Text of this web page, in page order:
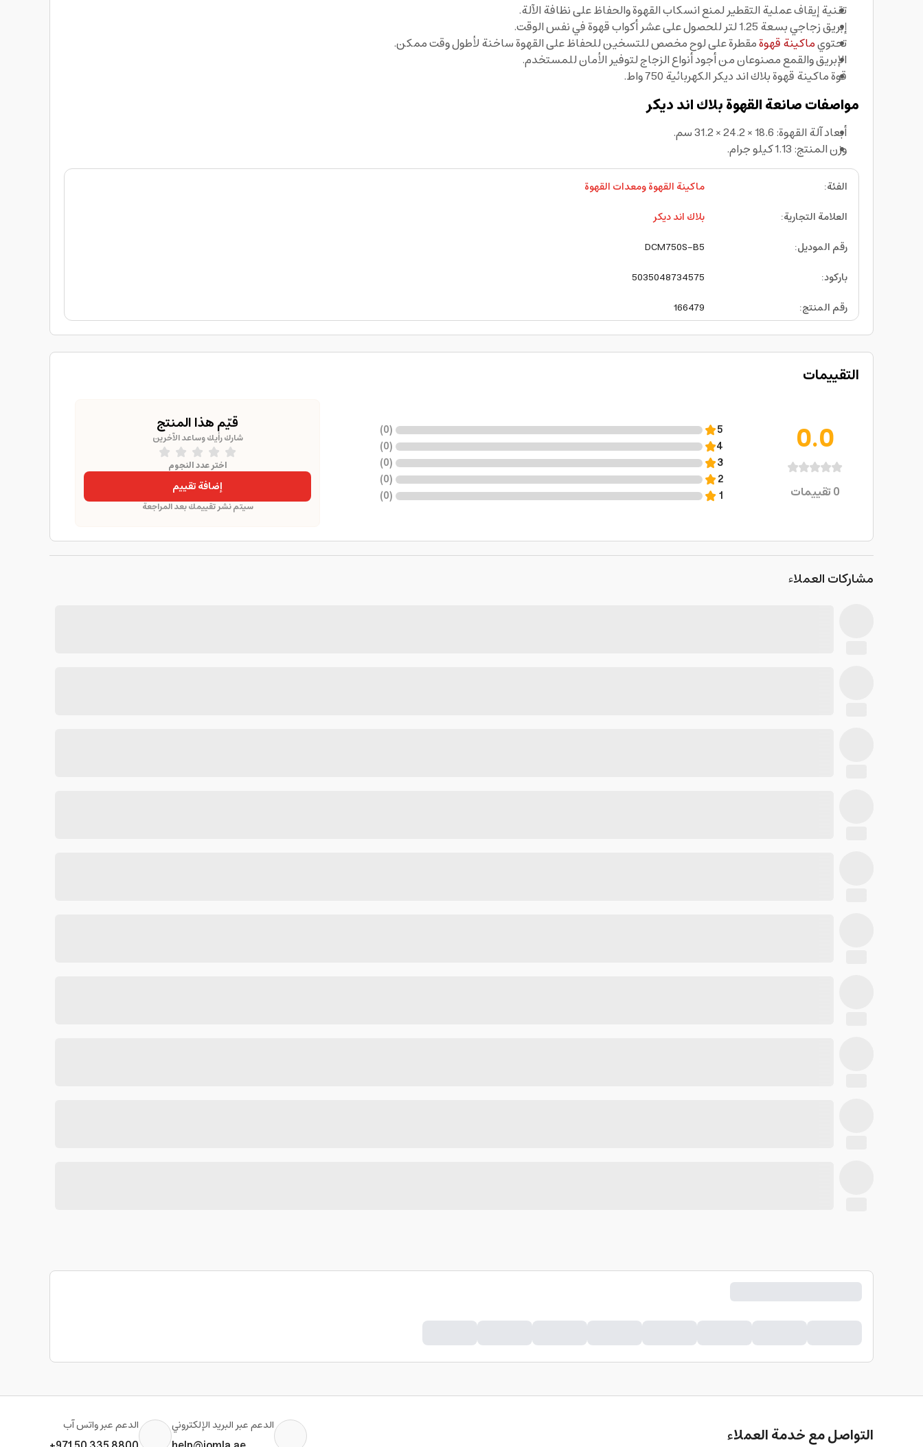
تقنية إيقاف عملية التقطير لمنع انسكاب القهوة والحفاظ على نظافة الآلة.
إبريق زجاجي بسعة 1.25 لتر للحصول على عشر أكواب قهوة في نفس الوقت.
تحتويماكينة قهوةمقطرة على لوح مخصص للتسخين للحفاظ على القهوة ساخنة لأطول وقت ممكن.
الإبريق والقمع مصنوعان من أجود أنواع الزجاج لتوفير الأمان للمستخدم.
قوة ماكينة قهوة بلاك اند ديكر الكهربائية 750 واط.
مواصفات صانعة القهوة بلاك اند ديكر
أبعاد آلة القهوة: 18.6 × 24.2 × 31.2 سم.
وزن المنتج: 1.13 كيلو جرام.
الفئة:
ماكينة القهوة ومعدات القهوة
العلامة التجارية:
بلاك اند ديكر
رقم الموديل:
DCM750S-B5
باركود:
5035048734575
رقم المنتج:
166479
التقييمات
0.0
0تقييمات
5
(
0
)
4
(
0
)
3
(
0
)
2
(
0
)
1
(
0
)
قيّم هذا المنتج
شارك رأيك وساعد الآخرين
اختر عدد النجوم
إضافة تقييم
سيتم نشر تقييمك بعد المراجعة
مشاركات العملاء
التواصل مع خدمة العملاء الدعم عبر البريد الإلكتروني الدعم عبر واتس آب